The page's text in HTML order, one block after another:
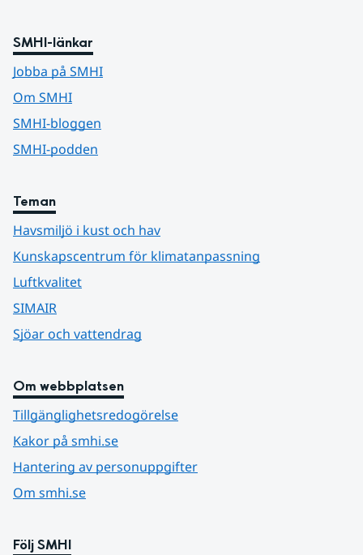
SMHI-länkar
Jobba på SMHI
Om SMHI
SMHI-bloggen
SMHI-podden
Teman
Havsmiljö i kust och hav
Kunskapscentrum för klimatanpassning
Luftkvalitet
SIMAIR
Sjöar och vattendrag
Om webbplatsen
Tillgänglighetsredogörelse
Kakor på smhi.se
Hantering av personuppgifter
Om smhi.se
Följ SMHI